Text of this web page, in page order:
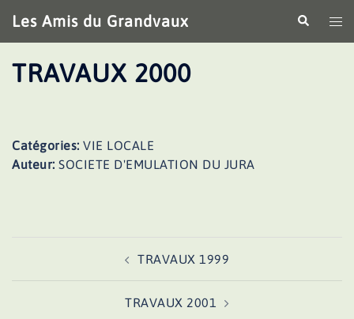
au
contenu
Les Amis du Grandvaux
le
TRAVAUX 2000
Catégories: VIE LOCALE
Auteur: SOCIETE D'EMULATION DU JURA
TRAVAUX 1999
TRAVAUX 2001